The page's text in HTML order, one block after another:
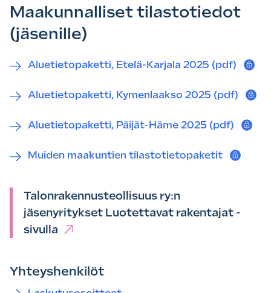
Maakunnalliset tilastotiedot
(jäsenille)
Aluetietopaketti, Etelä-Karjala 2025 (pdf)
Aluetietopaketti, Kymenlaakso 2025 (pdf)
Aluetietopaketti, Päijät-Häme 2025 (pdf)
Muiden maakuntien tilastotietopaketit
Talonrakennusteollisuus ry:n
jäsenyritykset Luotettavat rakentajat -
sivulla
Yhteyshenkilöt